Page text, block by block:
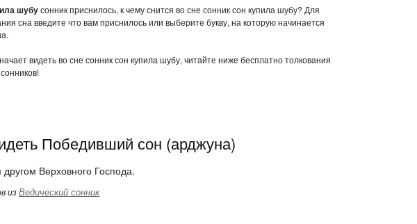
шубусонник приснилось, к чему снится во сне сонник сон купила шубу? Для
сна введите что вам приснилось или выберите букву, на которую начинается
видеть во сне сонник сон купила шубу, читайте ниже бесплатно толкования
Победивший сон (арджуна)
другом Верховного Господа.
изВедический сонник